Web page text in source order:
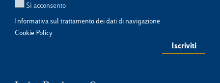
Sì acconsento
Informativa sul trattamento dei dati di navigazione
Cookie Policy